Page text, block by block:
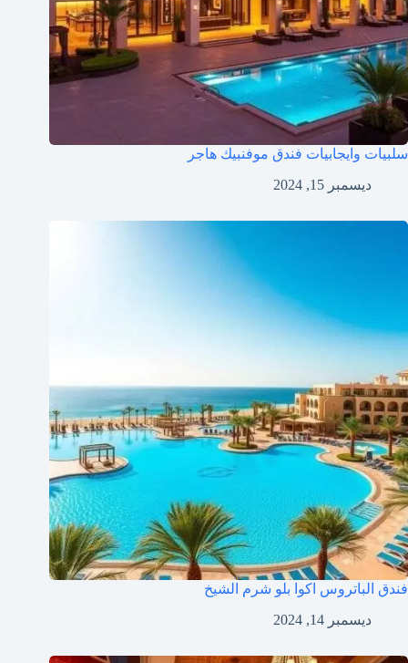
سلبيات وايجابيات فندق موفنبيك هاجر
ديسمبر 15, 2024
فندق الباتروس اكوا بلو شرم الشيخ
ديسمبر 14, 2024